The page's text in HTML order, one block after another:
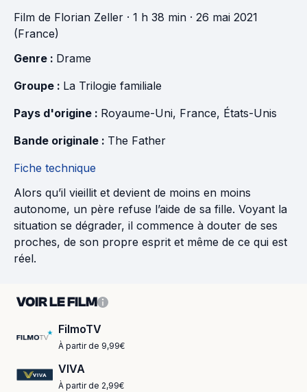
Film de Florian Zeller · 1 h 38 min · 26 mai 2021
(France)
Genre : Drame
Groupe : La Trilogie familiale
Pays d'origine : Royaume-Uni, France, États-Unis
Bande originale : The Father
Fiche technique
Alors qu’il vieillit et devient de moins en moins
autonome, un père refuse l’aide de sa fille. Voyant la
situation se dégrader, il commence à douter de ses
proches, de son propre esprit et même de ce qui est
réel.
VOIR LE FILM
FilmoTV
À partir de 9,99€
VIVA
À partir de 2,99€